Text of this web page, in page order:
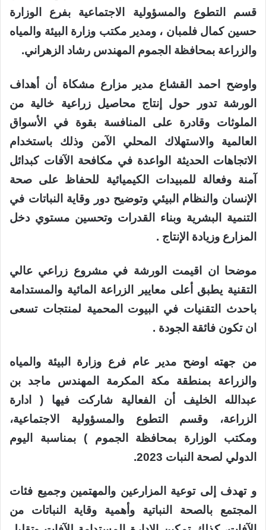
قسم التطوع والمسؤولية الاجتماعية بفرع الوزارة
حسين كمال فلمبان ، ومدير مكتب وزارة البيئة والمياه
والزراعة بمحافظة الجموم المهندس رشاد الزهراني.
واوضح احمد القشاع مدير مزارع مشكاة أن أهداف
الورشة تدور حول إنتاج محاصيل زراعية خالية من
الملوثات وقادرة على المنافسة بقوة في الأسواق
العالمية والاستهلاك المحلي الآمن وذلك باستخدام
الاتجاهات الحديثة الواعدة في مكافحة الآفات كبدائل
آمنة وفعالة للمبيدات الكيميائية للحفاظ على صحة
الإنسان والنظام البيئي وتوضيح دور وقاية النباتات في
التنمية البشرية وبناء القدرات وتحسين مستوي دخل
المزارع وزيادة الإنتاج .
موضحا ان اقيمت الورشة في مشروع زراعي عالي
التقنية يطبق أعلى معايير الزراعة المائية والمستدامة
باحدث التقنيات في البيوت المحمية لمنتجات تسعى
ان تكون فائقة الجودة .
من جهته اوضح مدير عام فرع وزارة البيئة والمياه
والزراعة بمنطقة مكة المكرمة المهندس ماجد بن
عبدالله الخليف أن الفعالية شاركت فيها ( ادارة
الزراعة، وقسم التطوع والمسؤولية الاجتماعية،
ومكتب الوزارة بمحافظة الجموم ) بمناسبة اليوم
الدولي لصحة النبات 2023.
و تهدف إلى توعية المزارعين والمهتمين وجميع فئات
المجتمع بالصحة النباتية وأهمية وقاية النباتات من